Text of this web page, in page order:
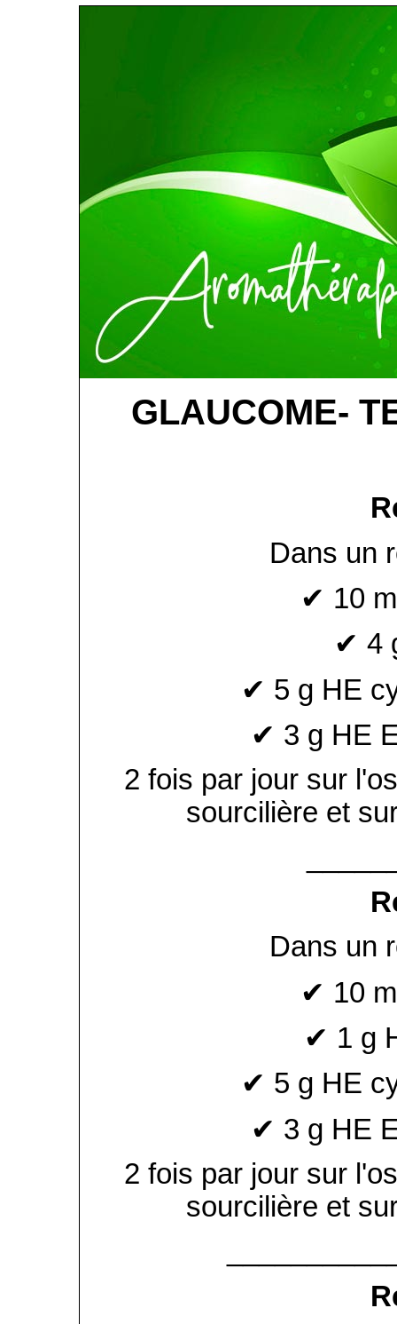
GLAUCOME-
Dans un
✔ 10
✔ 4
✔ 5 g HE
✔ 3 g HE
2 fois par jour sur
sourcilière et
Dans un
✔ 10
✔ 1 g
✔ 5 g HE
✔ 3 g HE
2 fois par jour sur
sourcilière et